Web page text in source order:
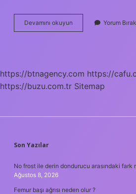
Devamını okuyun
Kesmek
Yorum Bırak
https://btnagency.com https://
https://buzu.com.tr Sitemap
SIDEBAR
Son Yazılar
No frost ile derin dondurucu arasındaki fark
Ağustos 8, 2026
Femur başı ağrısı neden olur ?